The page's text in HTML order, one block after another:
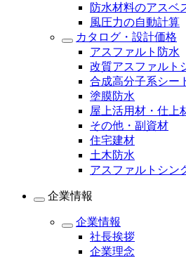
防水材料のアスベ
風圧力の自動計算
カタログ・設計価格
アスファルト防水
改質アスファルト
合成高分子系シー
塗膜防水
屋上活用材・仕上
その他・副資材
住宅建材
土木防水
アスファルトシン
企業情報
企業情報
社長挨拶
企業理念